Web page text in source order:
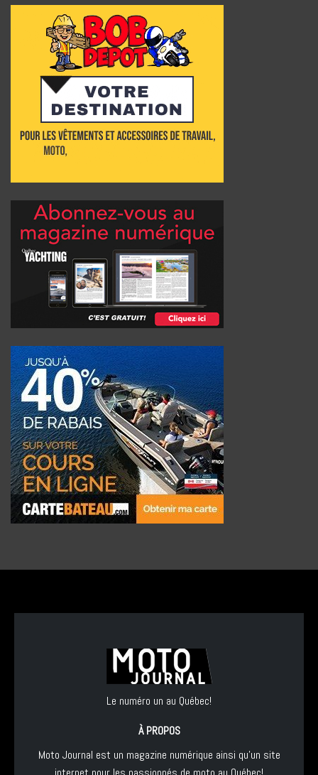
Le numéro un au Québec!
À PROPOS
Moto Journal est un magazine numérique ainsi qu'un site